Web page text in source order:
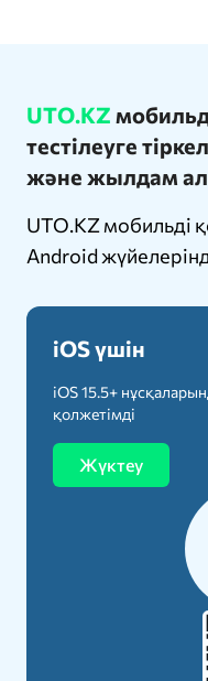
UTO.KZ
тестілеуге
және жылдам
UTO.KZ мобильді
Android
iOS үшін
iOS 15.5+
қолжетімді
Жүктеу